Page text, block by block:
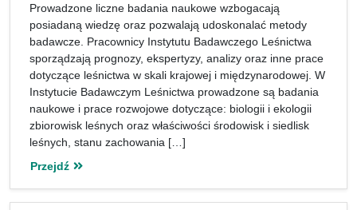
Prowadzone liczne badania naukowe wzbogacają
posiadaną wiedzę oraz pozwalają udoskonalać metody
badawcze. Pracownicy Instytutu Badawczego Leśnictwa
sporządzają prognozy, ekspertyzy, analizy oraz inne prace
dotyczące leśnictwa w skali krajowej i międzynarodowej. W
Instytucie Badawczym Leśnictwa prowadzone są badania
naukowe i prace rozwojowe dotyczące: biologii i ekologii
zbiorowisk leśnych oraz właściwości środowisk i siedlisk
leśnych, stanu zachowania […]
Przejdź